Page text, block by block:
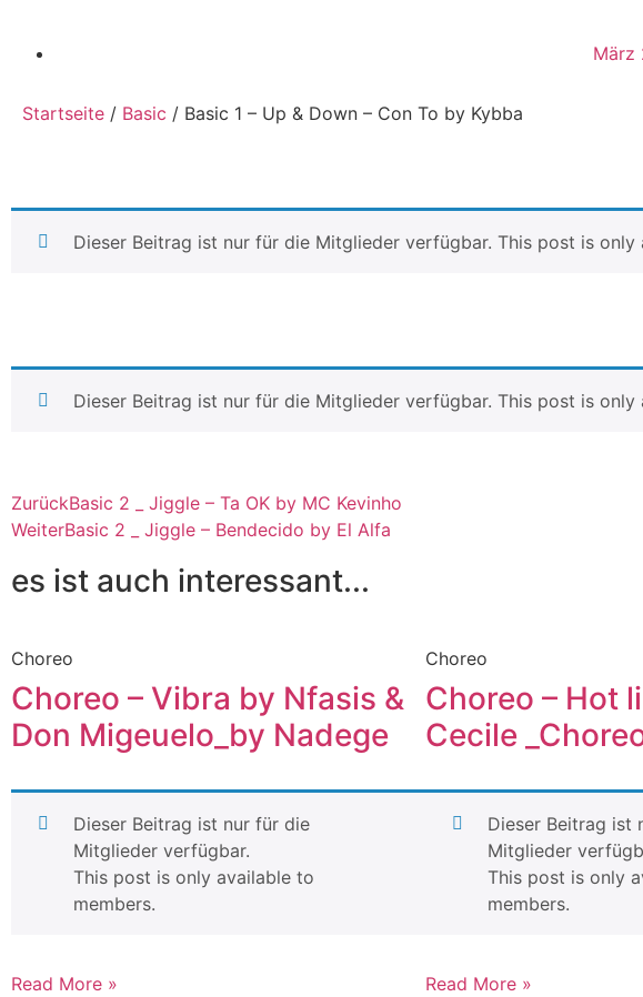
März
Startseite / Basic / Basic 1 – Up & Down – Con To by Kybba
Dieser Beitrag ist nur für die Mitglieder verfügbar. This post is only
Dieser Beitrag ist nur für die Mitglieder verfügbar. This post is only
ZurückBasic 2 _ Jiggle – Ta OK by MC Kevinho
WeiterBasic 2 _ Jiggle – Bendecido by El Alfa
es ist auch interessant...
Choreo
Choreo – Vibra by Nfasis &
Don Migeuelo_by Nadege
Dieser Beitrag ist nur für die
Mitglieder verfügbar.
This post is only available to
members.
Read More »
Choreo
Choreo – Hot
Cecile
Dieser Beitrag ist
Mitglieder
This post is only
members.
Read More »